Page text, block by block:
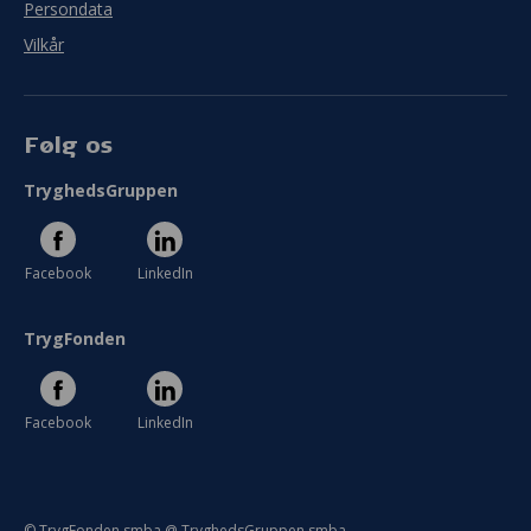
Persondata
Vilkår
Følg os
TryghedsGruppen
Facebook LinkedIn
TrygFonden
Facebook LinkedIn